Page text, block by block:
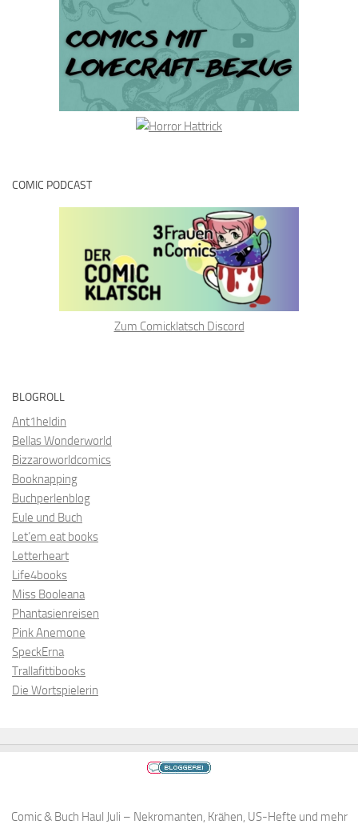
COMIC PODCAST
Zum Comicklatsch Discord
BLOGROLL
Ant1heldin
Bellas Wonderworld
Bizzaroworldcomics
Booknapping
Buchperlenblog
Eule und Buch
Let’em eat books
Letterheart
Life4books
Miss Booleana
Phantasienreisen
Pink Anemone
SpeckErna
Trallafittibooks
Die Wortspielerin
Comic & Buch Haul Juli – Nekromanten, Krähen, US-Hefte und mehr